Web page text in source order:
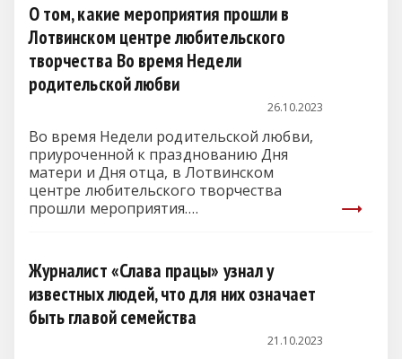
О том, какие мероприятия прошли в
Лотвинском центре любительского
творчества Во время Недели
родительской любви
26.10.2023
Во время Недели родительской любви,
приуроченной к празднованию Дня
матери и Дня отца, в Лотвинском
центре любительского творчества
прошли мероприятия.…
Журналист «Слава працы» узнал у
известных людей, что для них означает
быть главой семейства
21.10.2023